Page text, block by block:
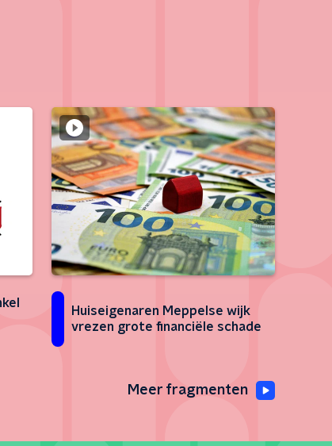
Huiseigenaren Meppelse wijk
vrezen grote financiële schade
Meer fragmenten